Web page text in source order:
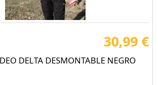
30,99 €
DELTA DESMONTABLE NEGRO